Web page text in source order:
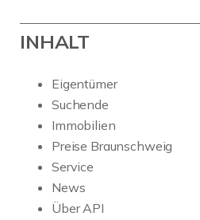
INHALT
Eigentümer
Suchende
Immobilien
Preise Braunschweig
Service
News
Über API